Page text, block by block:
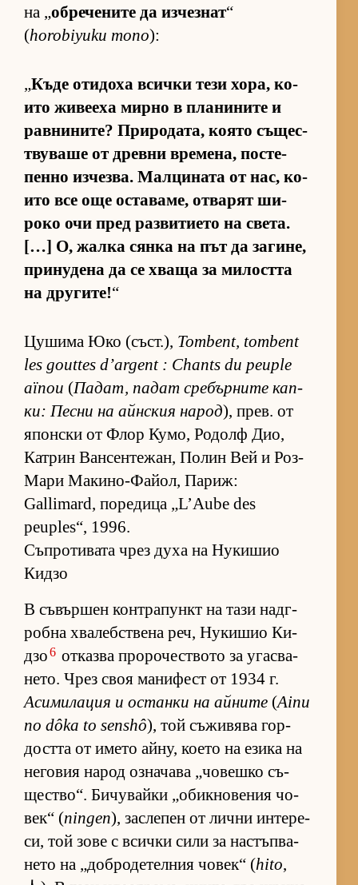
на „об­ре­че­ните да из­чез­нат“
(horobiyuku mono):
„Къде оти­доха всички тези хо­ра, ко­
ито жи­ве­еха мирно в пла­ни­ните и
рав­ни­ни­те? При­ро­да­та, ко­ято съ­щес­
т­ву­ваше от древни вре­ме­на, пос­те­
пенно из­чез­ва. Мал­ци­ната от нас, ко­
ито все още ос­та­ва­ме, от­ва­рят ши­
роко очи пред раз­ви­ти­ето на све­та.
[…] О, жалка сянка на път да за­ги­не,
при­ну­дена да се хваща за ми­лостта
на дру­ги­те!“
Цу­шима Юко (съст­.), Tombent, tombent
les gouttes d’argent : Chants du peuple
aïnou (Па­дат, па­дат сре­бър­ните кап­
ки: Песни на айн­с­кия на­род), прев. от
япон­ски от Флор Ку­мо, Ро­долф Дио,
Кат­рин Ван­сен­те­жан, По­лин Вей и Роз-
Мари Ма­ки­но-Фа­йол, Па­риж:
Gallimard, по­ре­дица „L’Aube des
peuples“, 1996.
Съпротивата чрез духа на Нукишио
Кидзо
В съ­вър­шен кон­т­ра­пункт на тази над­г­
робна хва­леб­с­т­вена реч, Ну­ки­шио Ки­
дзо6 от­казва про­ро­чес­т­вото за угас­ва­
не­то. Чрез своя ма­ни­фест от 1934 г.
Аси­ми­ла­ция и ос­танки на ай­ните (Ainu
no dôka to senshô), той съ­жи­вява гор­
достта от името ай­ну, ко­ето на езика на
не­го­вия на­род оз­на­чава „чо­вешко съ­
щес­т­во“. Би­чу­вайки „о­бик­но­ве­ния чо­
век“ (ningen), зас­ле­пен от лични ин­те­ре­
си, той зове с всички сили за нас­тъп­ва­
нето на „доб­ро­де­тел­ния чо­век“ (hito,